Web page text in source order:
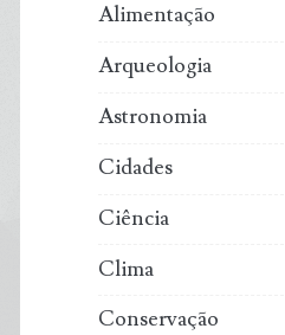
Alimentação
Arqueologia
Astronomia
Cidades
Ciência
Clima
Conservação